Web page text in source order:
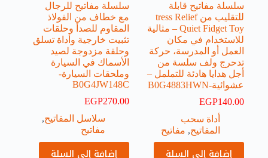
سلسلة مفاتيح قابلة
للتقليب من tress Relief
Quiet Fidget Toy – مثالية
للاستخدام في مكان
العمل أو المدرسة، حركة
تدحرج ولف سلسة من
أجل هدايا هادئة للتململ –
عشوائية-B0G4883HWN
EGP140.00
أداة سحب
المفاتيح, مفاتيح
إضافة إلى السلة
سلسلة مفاتيح للرجال
مع خطاف من الفولاذ
المقاوم للصدأ وحلقات
تثبيت خارجية وأداة تسلق
وحلقة مزدوجة لصيد
الأسماك في السيارة
وملحقات السيارة-
B0G4JW148C
EGP270.00
سلاسل المفاتيح,
مفاتيح
إضافة إلى السلة